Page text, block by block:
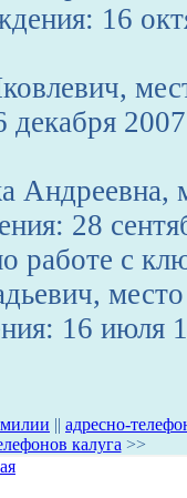
16
Андреевна,
28
работе с
16 июля
|| адресно-
калуга >>